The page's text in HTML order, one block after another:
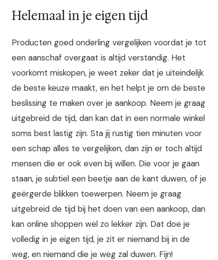
Helemaal in je eigen tijd
Producten goed onderling vergelijken voordat je tot
een aanschaf overgaat is altijd verstandig. Het
voorkomt miskopen, je weet zeker dat je uiteindelijk
de beste keuze maakt, en het helpt je om de beste
beslissing te maken over je aankoop. Neem je graag
uitgebreid de tijd, dan kan dat in een normale winkel
soms best lastig zijn. Sta jij rustig tien minuten voor
een schap alles te vergelijken, dan zijn er toch altijd
mensen die er ook even bij willen. Die voor je gaan
staan, je subtiel een beetje aan de kant duwen, of je
geërgerde blikken toewerpen. Neem je graag
uitgebreid de tijd bij het doen van een aankoop, dan
kan online shoppen wel zo lekker zijn. Dat doe je
volledig in je eigen tijd, je zit er niemand bij in de
weg, en niemand die je weg zal duwen. Fijn!